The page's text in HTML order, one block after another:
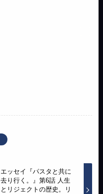
エッセイ『パスタと共に
去り行く。』第6話 人生
とリジェクトの歴史。リ